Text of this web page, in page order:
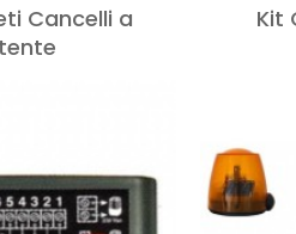
Cancelli a
Kit